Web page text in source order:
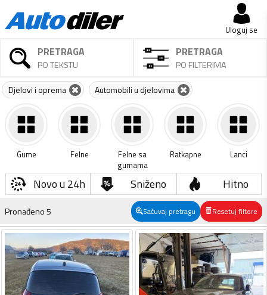
Uloguj se
PRETRAGA
PO TEKSTU
PRETRAGA
PO FILTERIMA
Djelovi i oprema Automobili u djelovima
Gume Felne
Felne sa
gumama
Ratkapne Lanci
Novo u 24h Sniženo Hitno
Pronađeno5 Sačuvaj pretragu Resetuj filtere